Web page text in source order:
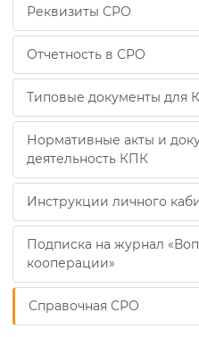
Реквизиты СРО
Отчетность в СРО
Типовые документы для
Нормативные акты и
деятельность КПК
Инструкции личного
Подписка на журнал
кооперации»
Справочная СРО